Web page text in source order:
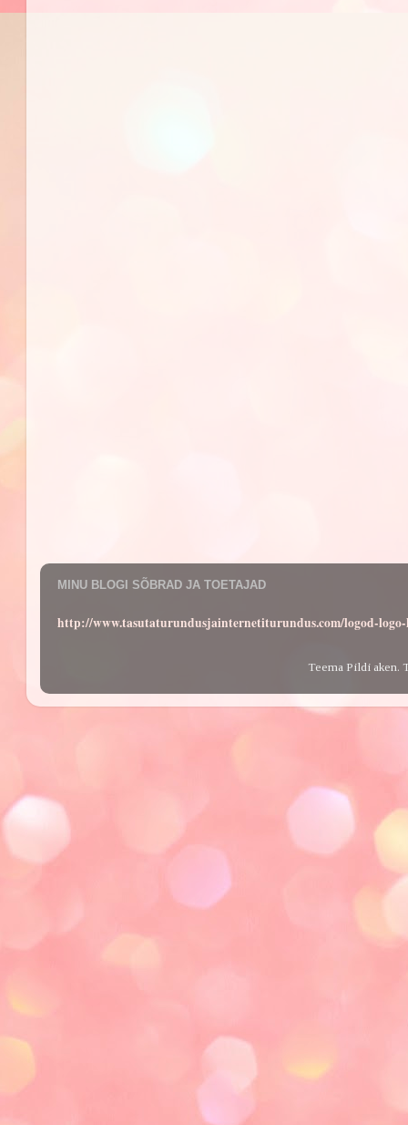
MINU BLOGI SÕBRAD JA TOETAJAD
http://www.tasutaturundusjainternetiturundus.com/logod-
Teema Pildi aken.